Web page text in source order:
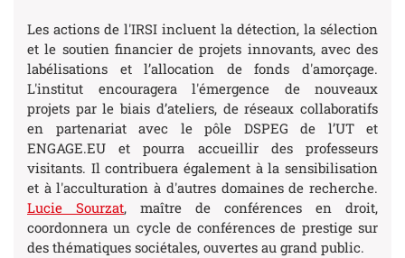
Les actions de l'IRSI incluent la détection, la sélection
et le soutien financier de projets innovants, avec des
labélisations et l’allocation de fonds d'amorçage.
L'institut encouragera l'émergence de nouveaux
projets par le biais d’ateliers, de réseaux collaboratifs
en partenariat avec le pôle DSPEG de l’UT et
ENGAGE.EU et pourra accueillir des professeurs
visitants. Il contribuera également à la sensibilisation
et à l'acculturation à d'autres domaines de recherche.
Lucie Sourzat, maître de conférences en droit,
coordonnera un cycle de conférences de prestige sur
des thématiques sociétales, ouvertes au grand public.